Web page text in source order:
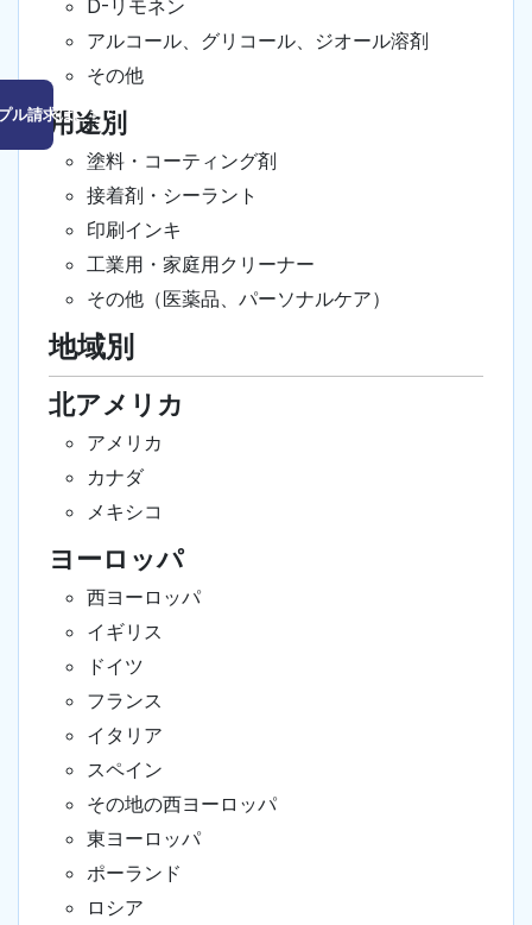
ル請求はこちら
D-リモネン
アルコール、グリコール、ジオール溶剤
その他
用途別
塗料・コーティング剤
接着剤・シーラント
印刷インキ
工業用・家庭用クリーナー
その他（医薬品、パーソナルケア）
地域別
北アメリカ
アメリカ
カナダ
メキシコ
ヨーロッパ
西ヨーロッパ
イギリス
ドイツ
フランス
イタリア
スペイン
その地の西ヨーロッパ
東ヨーロッパ
ポーランド
ロシア